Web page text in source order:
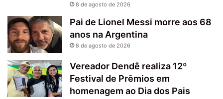
8 de agosto de 2026
Pai de Lionel Messi morre aos 68
anos na Argentina
8 de agosto de 2026
Vereador Dendê realiza 12º
Festival de Prêmios em
homenagem ao Dia dos Pais